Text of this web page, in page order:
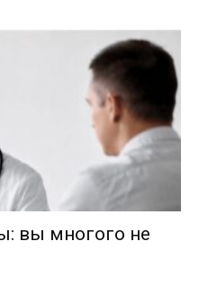
вы многого не